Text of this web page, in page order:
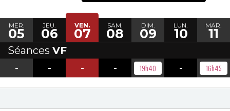
MER.
05
JEU.
06
VEN.
07
SAM.
08
DIM.
09
LUN.
10
MAR.
11
Séances VF
-
- - - 19h40 - 16h45